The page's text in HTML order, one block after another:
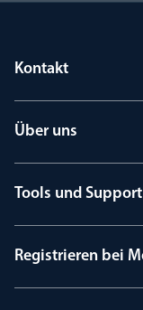
Kontakt
Über uns
Tools und Support
Registrieren bei